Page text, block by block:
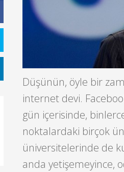
Düşünün, öyle bir
internet devi.
gün içerisinde,
noktalardaki birçok
üniversitelerinde de
anda yetişemeyince,